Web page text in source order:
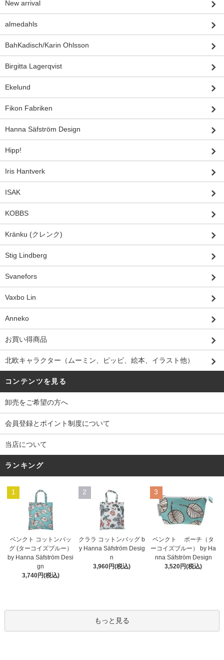
New arrival
almedahls
BahKadisch/Karin Ohlsson
Birgitta Lagerqvist
Ekelund
Fikon Fabriken
Hanna Säfström Design
Hipp!
Iris Hantverk
ISAK
KOBBS
Kränku (クレンク)
Stig Lindberg
Svanefors
Vaxbo Lin
Anneko
お買い得商品
北欧キャラクター（ムーミン、ピッピ、絵本、イラスト他）
コンテンツを見る
卸売をご希望の方へ
会員登録とポイント制度について
当店について
ランキング
1
ベンクト コットンバッ
グ (ターコイズブルー）
by Hanna Säfström Desi
gn
3,740円(税込)
2
クララ コットンバッグ b
y Hanna Säfström Desig
n
3,960円(税込)
3
ベンクト ポーチ（タ
ーコイズブルー） by Ha
nna Säfström Design
3,520円(税込)
もっと見る